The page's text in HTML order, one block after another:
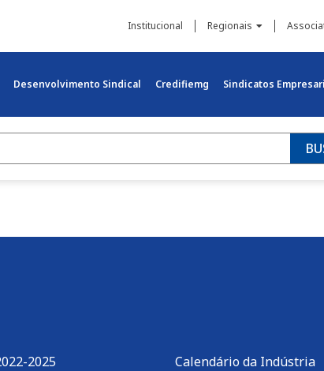
Institucional Regionais
Desenvolvimento Sindical Credifiemg Sindicatos
2025
Calendário da Indústria